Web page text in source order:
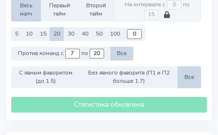
Весь
матч
Первый
тайм
Второй
тайм
На интервале с по
5 10 15 20 30 40 50 100
Против команд с по Все
С явным фаворитом
(до 1.5)
Без явного фаворита (П1 и П2
больше 1.7)
Все
Статистика обновлена